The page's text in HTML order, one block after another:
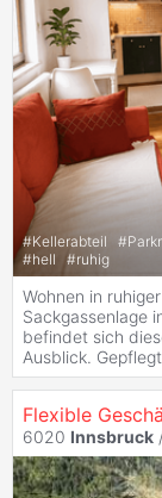
#Kellerabteil #
#hell #ruhig
Wohnen in
Sackgassenlage
befindet sich
Ausblick.
Flexible
6020 Innsbruck